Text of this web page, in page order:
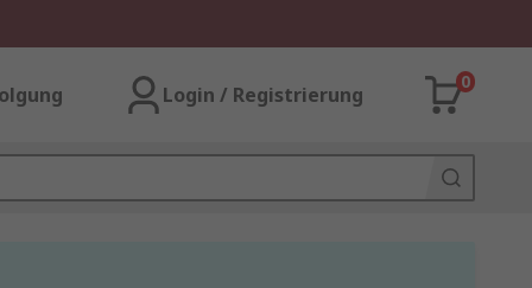
Login / Registrierung
0